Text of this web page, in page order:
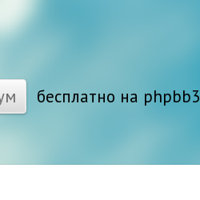
бесплатно на phpbb3